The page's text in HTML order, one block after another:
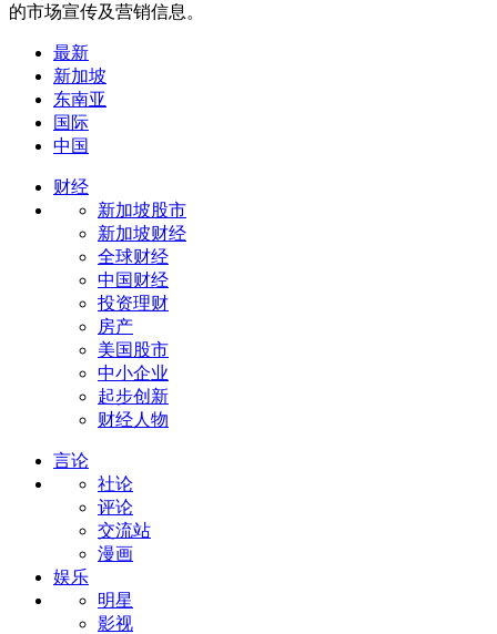
的市场宣传及营销信息。
最新
新加坡
东南亚
国际
中国
财经
新加坡股市
新加坡财经
全球财经
中国财经
投资理财
房产
美国股市
中小企业
起步创新
财经人物
言论
社论
评论
交流站
漫画
娱乐
明星
影视